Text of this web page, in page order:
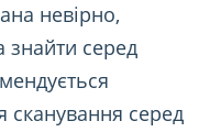
невірно,
знайти серед
сканування серед